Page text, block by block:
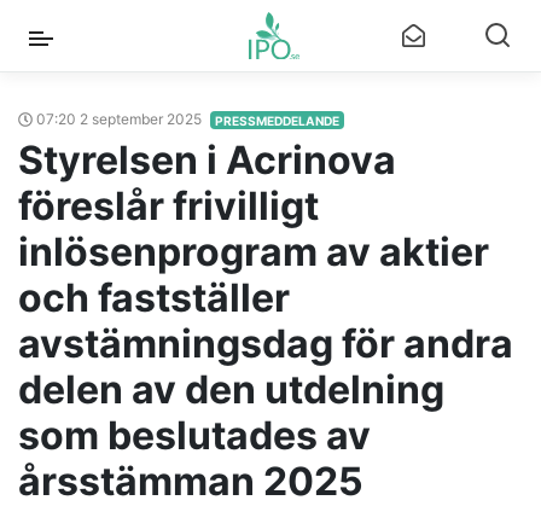
07:20 2 september 2025 PRESSMEDDELANDE
Styrelsen i Acrinova
föreslår frivilligt
inlösenprogram av aktier
och fastställer
avstämningsdag för andra
delen av den utdelning
som beslutades av
årsstämman 2025